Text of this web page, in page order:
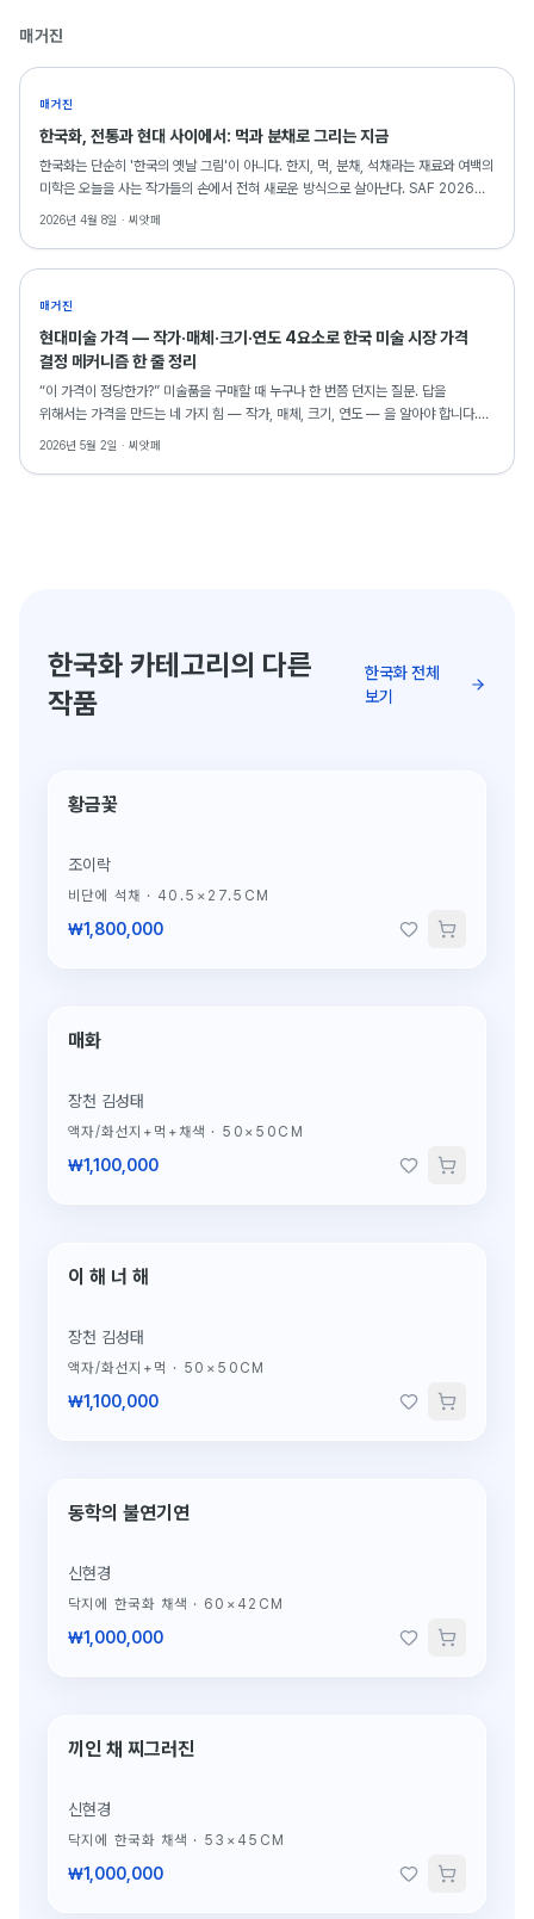
매거진
매거진
한국화, 전통과 현대 사이에서: 먹과 분채로 그리는 지금
한국화는 단순히 '한국의 옛날 그림'이 아니다. 한지, 먹, 분채, 석채라는 재료와 여백의
미학은 오늘을 사는 작가들의 손에서 전혀 새로운 방식으로 살아난다. SAF 2026에
출품된 한국화 25점을 통해 전통 재료가 현대적 감수성과 만나는 순간을 들여다본다.
2026년 4월 8일 · 씨앗페
매거진
현대미술 가격 — 작가·매체·크기·연도 4요소로 한국 미술 시장 가격
결정 메커니즘 한 줄 정리
“이 가격이 정당한가?” 미술품을 구매할 때 누구나 한 번쯤 던지는 질문. 답을
위해서는 가격을 만드는 네 가지 힘 — 작가, 매체, 크기, 연도 — 을 알아야 합니다.
한국 미술 시장의 가격 결정 메커니즘을 해부합니다.
2026년 5월 2일 · 씨앗페
한국화 카테고리의 다른
작품
한국화 전체
보기
단 1점뿐인 원작
황금꽃
조이락
비단에 석채 · 40.5×27.5CM
₩1,800,000
단 1점뿐인 원작
매화
장천 김성태
액자/화선지+먹+채색 · 50×50CM
₩1,100,000
단 1점뿐인 원작
이 해 너 해
장천 김성태
액자/화선지+먹 · 50×50CM
₩1,100,000
단 1점뿐인 원작
동학의 불연기연
신현경
닥지에 한국화 채색 · 60×42CM
₩1,000,000
단 1점뿐인 원작
끼인 채 찌그러진
신현경
닥지에 한국화 채색 · 53×45CM
₩1,000,000